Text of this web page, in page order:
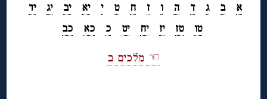
א ב ג ד ה ו ז ח ט י יא יב יג
יד
טו
טז יז יח יט כ כא כב
☜ מלכים ב
◊